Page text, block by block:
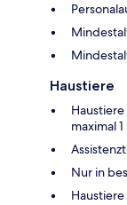
Haustiere
maximal
Nur in